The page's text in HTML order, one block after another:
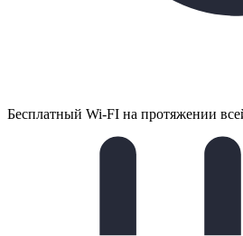
Бесплатный Wi-FI на протяжении